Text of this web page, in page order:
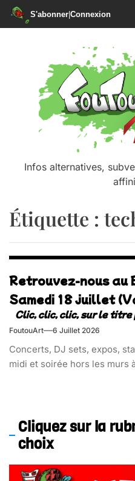
S'abonner|Connexion
Infos alternatives,
Étiquette :
Retrouvez-nous au
Samedi 18 juillet
FoutouArt 6 Juillet 2026
Concerts, DJ sets, expos,
midi et soirée hors les murs
Cliquez sur la
choix